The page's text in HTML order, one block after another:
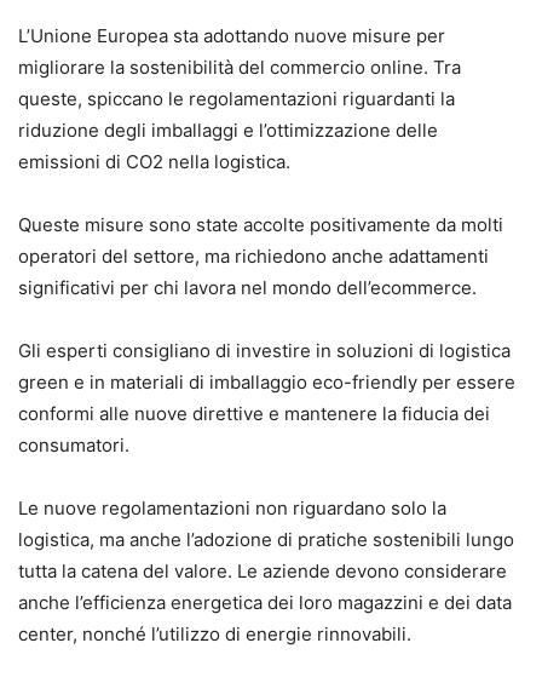
L’Unione Europea sta adottando nuove misure per
migliorare la sostenibilità del commercio online. Tra
queste, spiccano le regolamentazioni riguardanti la
riduzione degli imballaggi e l’ottimizzazione delle
emissioni di CO2 nella logistica.
Queste misure sono state accolte positivamente da molti
operatori del settore, ma richiedono anche adattamenti
significativi per chi lavora nel mondo dell’ecommerce.
Gli esperti consigliano di investire in soluzioni di logistica
green e in materiali di imballaggio eco-friendly per essere
conformi alle nuove direttive e mantenere la fiducia dei
consumatori.
Le nuove regolamentazioni non riguardano solo la
logistica, ma anche l’adozione di pratiche sostenibili lungo
tutta la catena del valore. Le aziende devono considerare
anche l’efficienza energetica dei loro magazzini e dei data
center, nonché l’utilizzo di energie rinnovabili.